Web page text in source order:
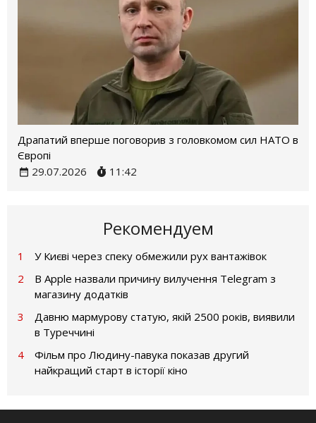
Драпатий вперше поговорив з головкомом сил НАТО в
Європі
29.07.2026
11:42
Рекомендуем
1
У Києві через спеку обмежили рух вантажівок
2
В Apple назвали причину вилучення Telegram з
магазину додатків
3
Давню мармурову статую, якій 2500 років, виявили
в Туреччині
4
Фільм про Людину-павука показав другий
найкращий старт в історії кіно